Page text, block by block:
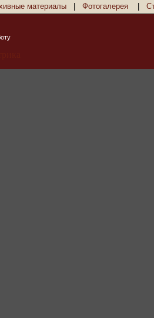
материалы Фотогалерея